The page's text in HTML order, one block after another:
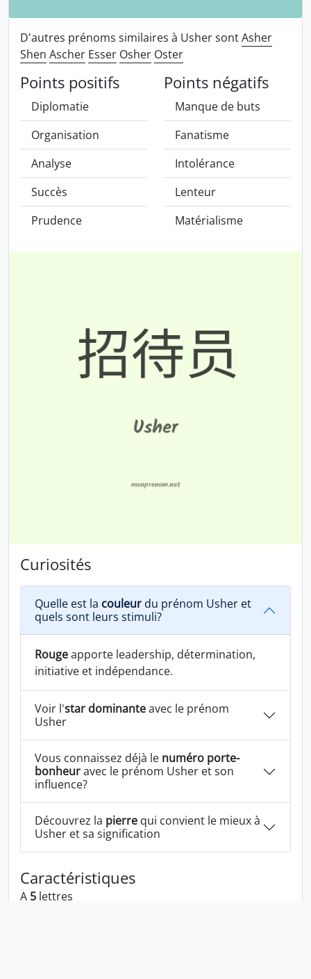
D'autres prénoms similaires à Usher sontAsher
Shen Ascher Esser Osher Oster
Points positifs
Diplomatie
Organisation
Analyse
Succès
Prudence
Points négatifs
Manque de buts
Fanatisme
Intolérance
Lenteur
Matérialisme
Curiosités
Quelle est la couleur du prénom Usher et
quels sont leurs stimuli?
Rougeapporte leadership, détermination,
initiative et indépendance.
Voir l'star dominanteavec le prénom
Usher
Vous connaissez déjà le numéro porte-
bonheuravec le prénom Usher et son
influence?
Découvrez la pierre qui convient le mieux à
Usher et sa signification
Caractéristiques
A 5 lettres